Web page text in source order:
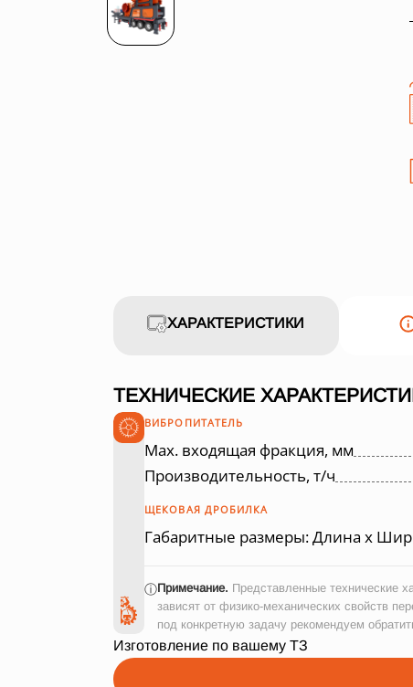
ХАРАКТЕРИСТИКИ
ТЕХНИЧЕСКИЕ
ВИБРОПИТАТЕЛЬ
Max. входящая фракция, мм
Производительность, т/ч
ЩЕКОВАЯ ДРОБИЛКА
Габаритные размеры: Длина х
ⓘПримечание. Представленные технические
зависят от физико-механических свойств
под конкретную задачу рекомендуем
Изготовление по вашему ТЗ